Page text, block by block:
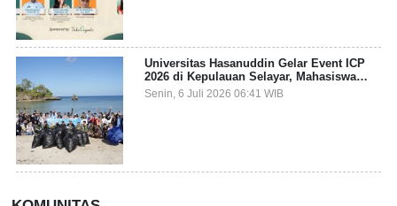
Universitas Hasanuddin Gelar Event ICP
2026 di Kepulauan Selayar, Mahasiswa
dari 27 Negara Jadi Partisipan
Senin, 6 Juli 2026 06:41 WIB